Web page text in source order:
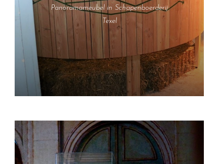
Panoramameubel in Schapenboerderij
Texel